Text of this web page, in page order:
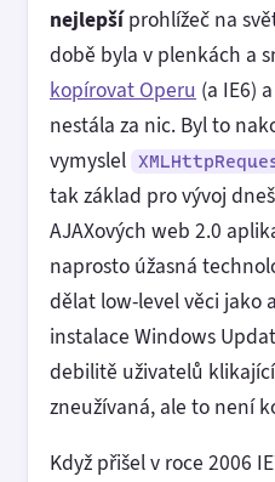
nejlepšíprohlížeč na
době byla v plenkách a
kopírovat Operu (a IE6)
nestála za nic. Byl to
vymyslel
tak základ pro vývoj
AJAXových web 2.0
naprosto úžasná
dělat low-level věci jako
instalace Windows
debilitě uživatelů
zneužívaná, ale to není
Když přišel v roce 2006